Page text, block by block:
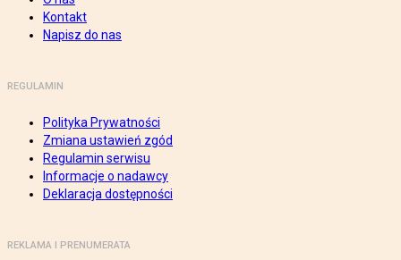
Kontakt
Napisz do nas
REGULAMIN
Polityka Prywatności
Zmiana ustawień zgód
Regulamin serwisu
Informacje o nadawcy
Deklaracja dostępności
REKLAMA I PRENUMERATA